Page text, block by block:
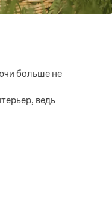
больше не
ведь